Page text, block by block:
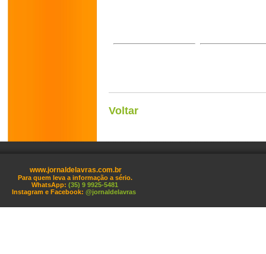
Voltar
www.jornaldelavras.com.br
Para quem leva a informação a sério.
WhatsApp: (35) 9 9925-5481
Instagram e Facebook: @jornaldelavras